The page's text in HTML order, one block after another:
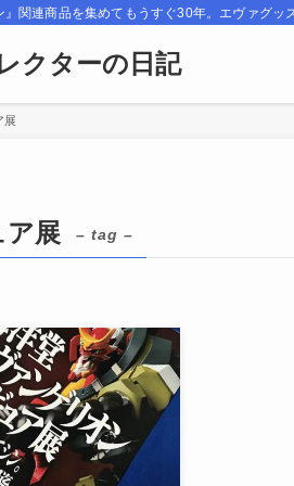
』関連商品を集めてもうすぐ30年。エヴァグッ
クターの日記
展
ア展 – tag –